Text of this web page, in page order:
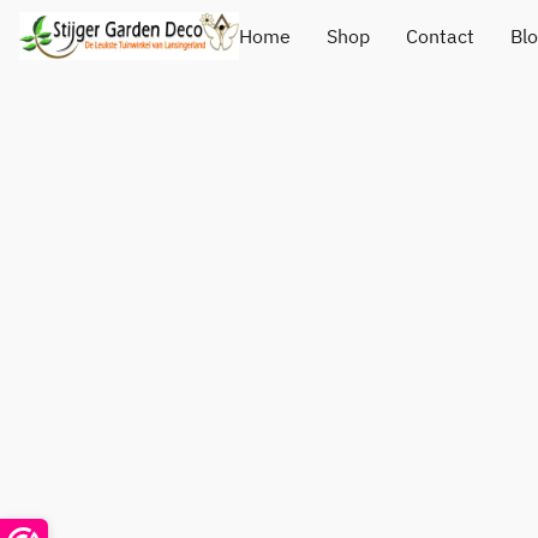
Home Shop Contact